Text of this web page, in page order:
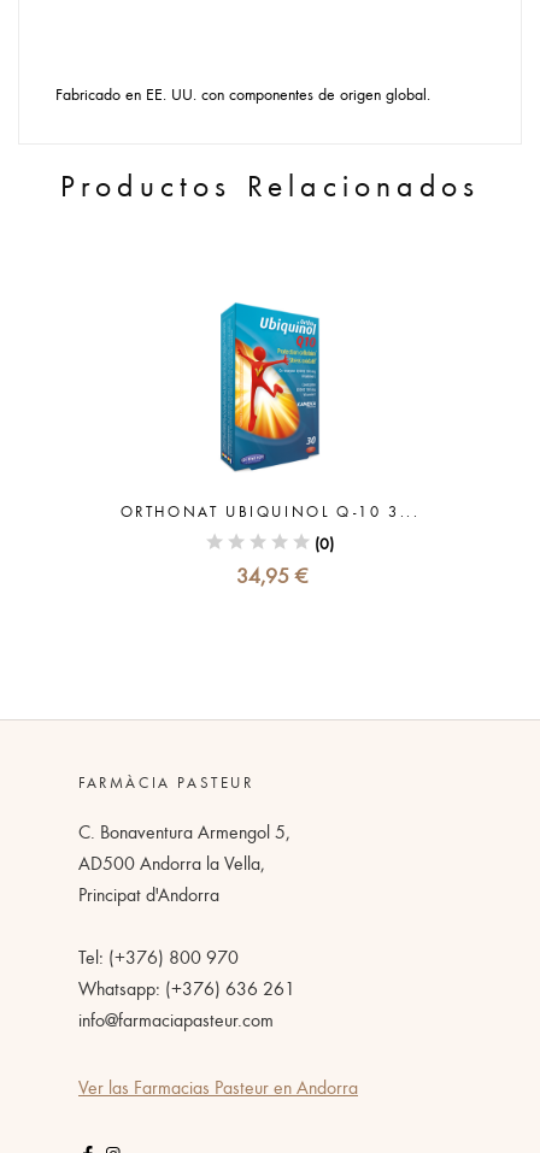
Fabricado en EE. UU. con componentes de origen global.
Productos Relacionados
ORTHONAT UBIQUINOL Q-10 3...
(0)
34,95 €
FARMÀCIA PASTEUR
C. Bonaventura Armengol 5,
AD500 Andorra la Vella,
Principat d'Andorra
Tel: (+376) 800 970
Whatsapp: (+376) 636 261
info@farmaciapasteur.com
Ver las Farmacias Pasteur en Andorra